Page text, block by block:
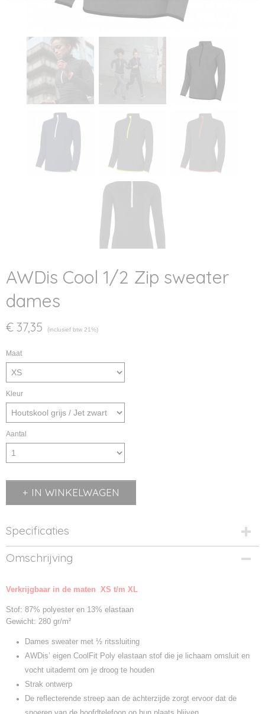
AWDis Cool 1/2 Zip sweater
dames
€ 37,35 (inclusief btw 21%)
Maat
Kleur
Aantal
IN WINKELWAGEN
Specificaties
Productcode
JC036-1
JC036
Omschrijving
Verkrijgbaar in de maten XS t/m XL
Stof: 87% polyester en 13% elastaan
Gewicht: 280 gr/m²
Dames sweater met ½ ritssluiting
AWDis’ eigen CoolFit Poly elastaan stof die je lichaam omsluit en
vocht uitademt om je droog te houden
Strak ontwerp
De reflecterende streep aan de achterzijde zorgt ervoor dat de